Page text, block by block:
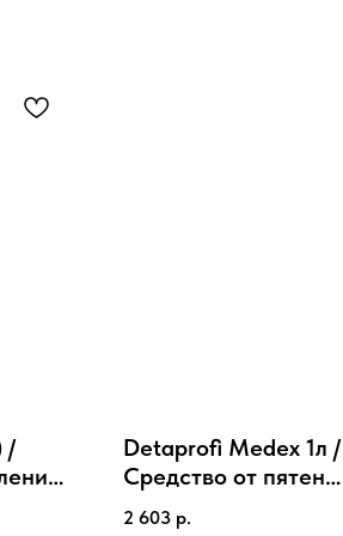
/
Detaprofi Medex 1л
Средство от пятен
лекарственных
2 603 р.